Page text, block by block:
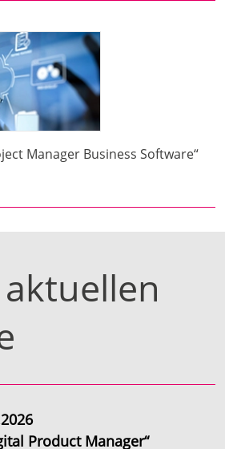
Manager Business Software“
Product Manager“